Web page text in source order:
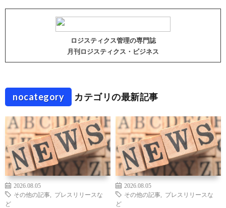
ロジスティクス管理の専門誌
月刊ロジスティクス・ビジネス
nocategory カテゴリの最新記事
2026.08.05
その他の記事
プレスリリースな
ど
2026.08.05
その他の記事
プレスリリースな
ど